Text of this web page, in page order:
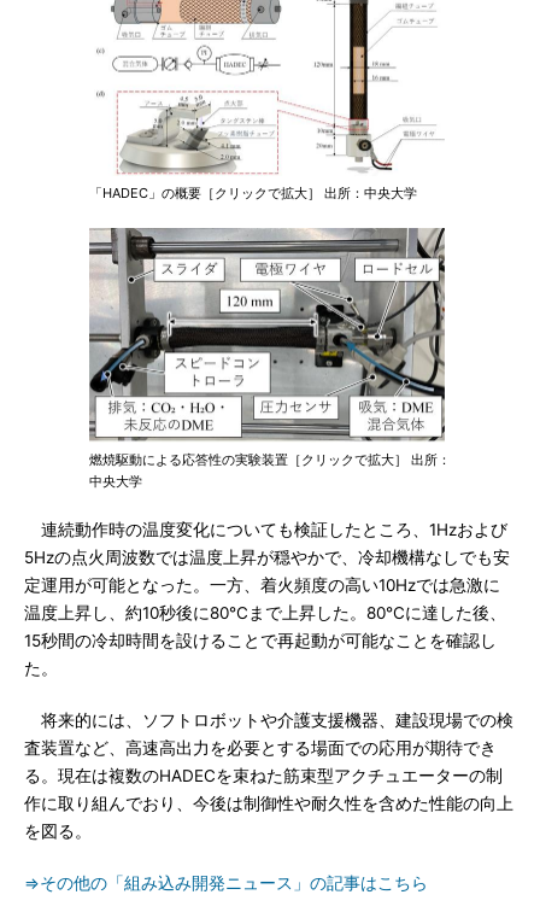
「HADEC」の概要［クリックで拡大］ 出所：中央大学
燃焼駆動による応答性の実験装置［クリックで拡大］ 出所：
中央大学
連続動作時の温度変化についても検証したところ、1Hzおよび
5Hzの点火周波数では温度上昇が穏やかで、冷却機構なしでも安
定運用が可能となった。一方、着火頻度の高い10Hzでは急激に
温度上昇し、約10秒後に80℃まで上昇した。80℃に達した後、
15秒間の冷却時間を設けることで再起動が可能なことを確認し
た。
将来的には、ソフトロボットや介護支援機器、建設現場での検
査装置など、高速高出力を必要とする場面での応用が期待でき
る。現在は複数のHADECを束ねた筋束型アクチュエーターの制
作に取り組んでおり、今後は制御性や耐久性を含めた性能の向上
を図る。
⇒その他の「組み込み開発ニュース」の記事はこちら